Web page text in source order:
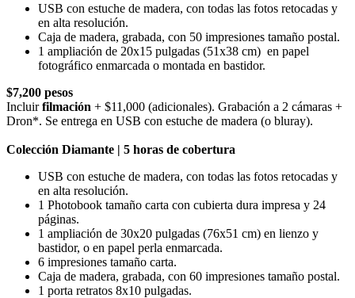
USB con estuche de madera, con todas las fotos retocadas y
en alta resolución.
Caja de madera, grabada, con 50 impresiones tamaño postal.
1 ampliación de 20x15 pulgadas (51x38 cm) en papel
fotográfico enmarcada o montada en bastidor.
$7,200 pesos
Incluirfilmación + $11,000 (adicionales). Grabación a 2 cámaras +
Dron*. Se entrega en USB con estuche de madera (o bluray).
Colección Diamante | 5 horas de cobertura
USB con estuche de madera, con todas las fotos retocadas y
en alta resolución.
1 Photobook tamaño carta con cubierta dura impresa y 24
páginas.
1 ampliación de 30x20 pulgadas (76x51 cm) en lienzo y
bastidor, o en papel perla enmarcada.
6 impresiones tamaño carta.
Caja de madera, grabada, con 60 impresiones tamaño postal.
1 porta retratos 8x10 pulgadas.